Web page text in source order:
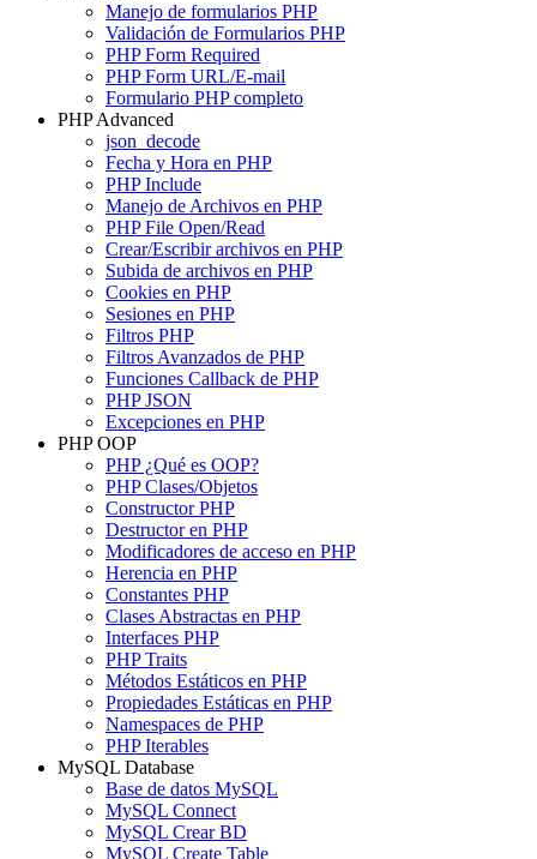
Manejo de formularios PHP
Validación de Formularios PHP
PHP Form Required
PHP Form URL/E-mail
Formulario PHP completo
PHP Advanced
json_decode
Fecha y Hora en PHP
PHP Include
Manejo de Archivos en PHP
PHP File Open/Read
Crear/Escribir archivos en PHP
Subida de archivos en PHP
Cookies en PHP
Sesiones en PHP
Filtros PHP
Filtros Avanzados de PHP
Funciones Callback de PHP
PHP JSON
Excepciones en PHP
PHP OOP
PHP ¿Qué es OOP?
PHP Clases/Objetos
Constructor PHP
Destructor en PHP
Modificadores de acceso en PHP
Herencia en PHP
Constantes PHP
Clases Abstractas en PHP
Interfaces PHP
PHP Traits
Métodos Estáticos en PHP
Propiedades Estáticas en PHP
Namespaces de PHP
PHP Iterables
MySQL Database
Base de datos MySQL
MySQL Connect
MySQL Crear BD
MySQL Create Table